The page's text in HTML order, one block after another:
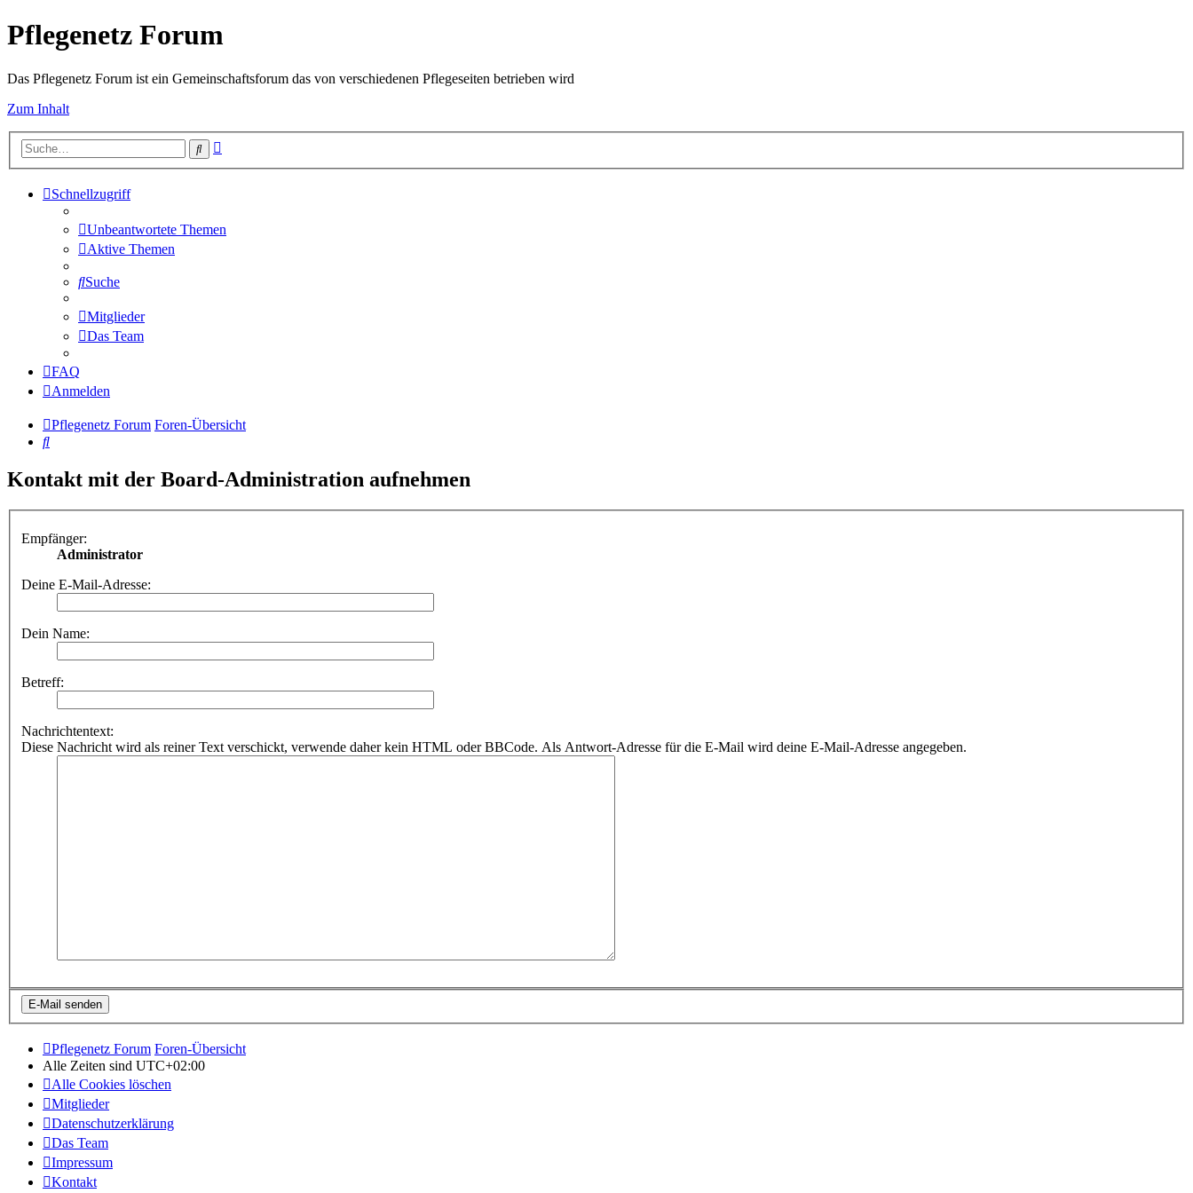
Pflegenetz Forum
Das Pflegenetz Forum ist ein Gemeinschaftsforum das von verschiedenen Pflegeseiten betrieben wird
Zum Inhalt
Suche
Schnellzugriff
Unbeantwortete Themen
Aktive Themen
Suche
Mitglieder
Das Team
FAQ
Anmelden
Pflegenetz Forum Foren-Übersicht
Suche
Kontakt mit der Board-Administration aufnehmen
Empfänger:
Administrator
Deine E-Mail-Adresse:
Dein Name:
Betreff:
Nachrichtentext:
Diese Nachricht wird als reiner Text verschickt, verwende daher kein HTML oder BBCode. Als Antwort-Adresse für die E-Mail wird deine E-Mail-Adresse angegeben.
Pflegenetz Forum Foren-Übersicht
Alle Zeiten sind UTC+02:00
Alle Cookies löschen
Mitglieder
Datenschutzerklärung
Das Team
Impressum
Kontakt